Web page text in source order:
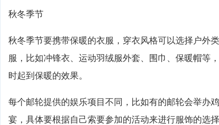
秋冬季节
秋冬季节要携带保暖的衣服，穿衣风格可以选择户外
服，比如冲锋衣、运动羽绒服外套、围巾、保暖帽等
时起到保暖的效果。
每个邮轮提供的娱乐项目不同，比如有的邮轮会举办
宴，具体要根据自己索要参加的活动来进行服饰的选